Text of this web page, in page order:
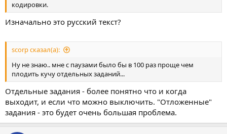
кодировки.
Изначально это русский текст?
scorp сказал(а):
Ну не знаю.. мне с паузами было бы в 100 раз проще чем
плодить кучу отдельных заданий...
Отдельные задания - более понятно что и когда
выходит, и если что можно выключить. "Отложенные"
задания - это будет очень большая проблема.